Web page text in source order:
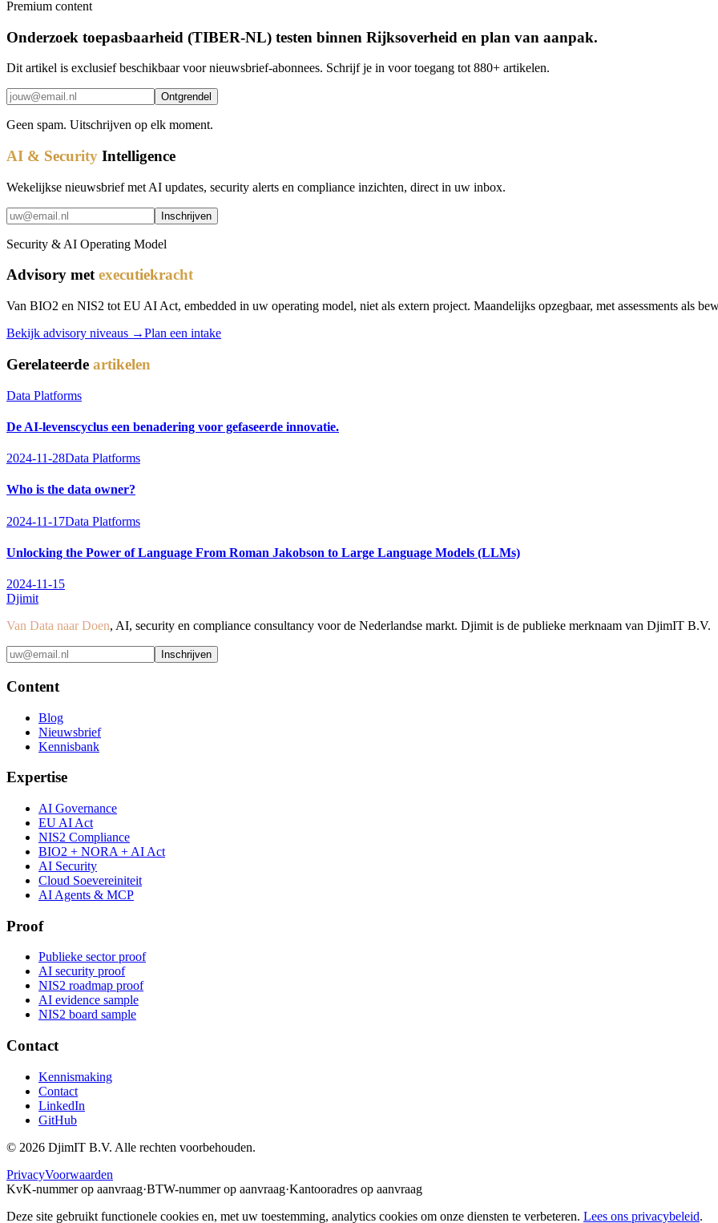
Premium content
Onderzoek toepasbaarheid (TIBER-NL) testen binnen Rijksoverheid en plan van aanpak.
Dit artikel is exclusief beschikbaar voor nieuwsbrief-abonnees. Schrijf je in voor toegang tot 880+ artikelen.
Ontgrendel
Geen spam. Uitschrijven op elk moment.
AI & Security Intelligence
Wekelijkse nieuwsbrief met AI updates, security alerts en compliance inzichten, direct in uw inbox.
Inschrijven
Security & AI Operating Model
Advisory metexecutiekracht
Van BIO2 en NIS2 tot EU AI Act, embedded in uw operating model, niet als extern project. Maandelijks opzegbaar, met assessments als
Bekijk advisory niveaus →Plan een intake
Gerelateerde artikelen
Data Platforms
De AI-levenscyclus een benadering voor gefaseerde innovatie.
2024-11-28Data Platforms
Who is the data owner?
2024-11-17Data Platforms
Unlocking the Power of Language From Roman Jakobson to Large Language Models (LLMs)
2024-11-15
Djimit
Van Data naar Doen, AI, security en compliance consultancy voor de Nederlandse markt. Djimit is de publieke merknaam van DjimIT B.V.
Inschrijven
Content
Blog
Nieuwsbrief
Kennisbank
Expertise
AI Governance
EU AI Act
NIS2 Compliance
BIO2 + NORA + AI Act
AI Security
Cloud Soevereiniteit
AI Agents & MCP
Proof
Publieke sector proof
AI security proof
NIS2 roadmap proof
AI evidence sample
NIS2 board sample
Contact
Kennismaking
Contact
LinkedIn
GitHub
© 2026 DjimIT B.V. Alle rechten voorbehouden.
PrivacyVoorwaarden
KvK-nummer op aanvraag·BTW-nummer op aanvraag·Kantooradres op aanvraag
Deze site gebruikt functionele cookies en, met uw toestemming, analytics cookies om onze diensten te verbeteren. Lees ons privacybeleid.